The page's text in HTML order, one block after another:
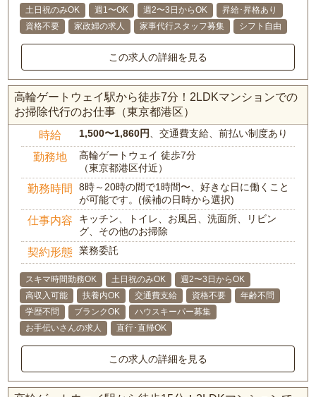
土日祝のみOK 週1〜OK 週2〜3日からOK
昇給･昇格あり
資格不要
家政婦の求人 家事代行スタッフ募集 シフト自由
この求人の詳細を見る
高輪ゲートウェイ駅から徒歩7分！2LDKマンションでの
お掃除代行のお仕事（東京都港区）
時給 1,500〜1,860円 、交通費支給、前払い制度あり
勤務地
高輪ゲートウェイ 徒歩7分
（東京都港区付近）
勤務時間
8時～20時の間で1時間〜、好きな日に働くこと
が可能です。(候補の日時から選択)
仕事内容
キッチン、トイレ、お風呂、洗面所、リビン
グ、その他のお掃除
契約形態 業務委託
スキマ時間勤務OK 土日祝のみOK
週2〜3日からOK
高収入可能
扶養内OK 交通費支給 資格不要
年齢不問
学歴不問
ブランクOK
ハウスキーパー募集
お手伝いさんの求人
直行･直帰OK
この求人の詳細を見る